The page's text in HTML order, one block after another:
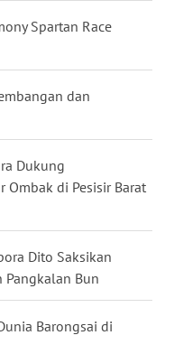
Spartan Race
dan
Dukung
Ombak di Pesisir Barat
Dito Saksikan
Pangkalan Bun
Barongsai di